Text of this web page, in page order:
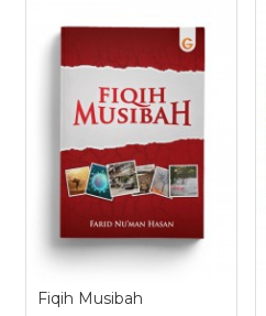
Fiqih Musibah